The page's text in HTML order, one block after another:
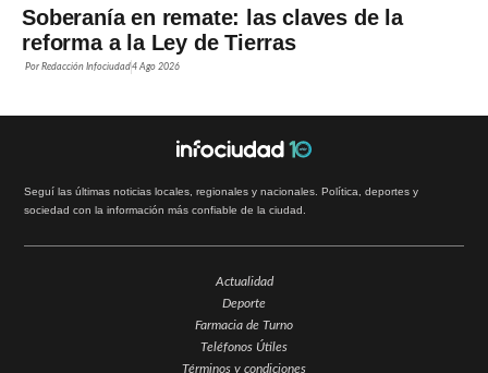
Soberanía en remate: las claves de la
reforma a la Ley de Tierras
PorRedacción Infociudad4 Ago 2026
Seguí las últimas noticias locales, regionales y nacionales. Política, deportes y
sociedad con la información más confiable de la ciudad.
Actualidad
Deporte
Farmacia de Turno
Teléfonos Útiles
Términos y condiciones